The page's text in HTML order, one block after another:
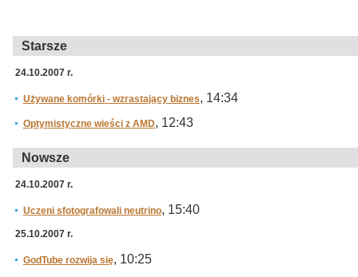
Starsze
24.10.2007 r.
Używane komórki - wzrastający biznes, 14:34
Optymistyczne wieści z AMD, 12:43
Nowsze
24.10.2007 r.
Uczeni sfotografowali neutrino, 15:40
25.10.2007 r.
GodTube rozwija się, 10:25